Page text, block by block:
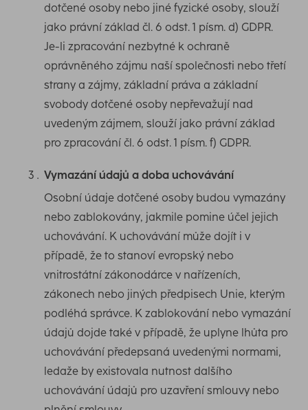
dotčené osoby nebo jiné fyzické osoby, slouží
jako právní základ čl. 6 odst. 1 písm. d) GDPR.
Je-li zpracování nezbytné k ochraně
oprávněného zájmu naší společnosti nebo třetí
strany a zájmy, základní práva a základní
svobody dotčené osoby nepřevažují nad
uvedeným zájmem, slouží jako právní základ
pro zpracování čl. 6 odst. 1 písm. f) GDPR.
Vymazání údajů a doba uchovávání
Osobní údaje dotčené osoby budou vymazány
nebo zablokovány, jakmile pomine účel jejich
uchovávání. K uchovávání může dojít i v
případě, že to stanoví evropský nebo
vnitrostátní zákonodárce v nařízeních,
zákonech nebo jiných předpisech Unie, kterým
podléhá správce. K zablokování nebo vymazání
údajů dojde také v případě, že uplyne lhůta pro
uchovávání předepsaná uvedenými normami,
ledaže by existovala nutnost dalšího
uchovávání údajů pro uzavření smlouvy nebo